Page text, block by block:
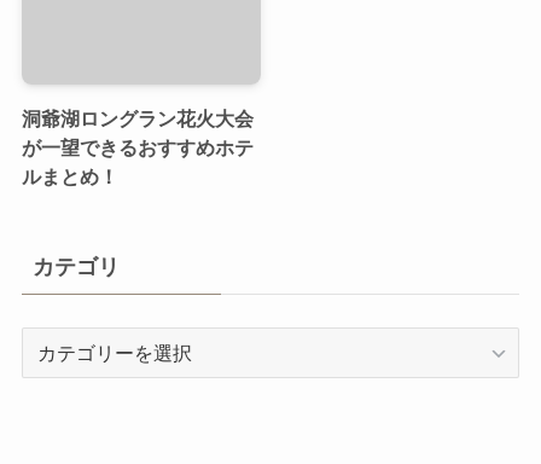
洞爺湖ロングラン花火大会
が一望できるおすすめホテ
ルまとめ！
カテゴリ